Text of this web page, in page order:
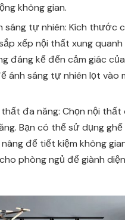
không gian.
sáng tự nhiên: Kích thước
xếp nội thất xung
đáng kể đến cảm giác
ánh sáng tự nhiên lọt vào
đa năng: Chọn nội thất
Bạn có thể sử dụng
để tiết kiệm không
phòng ngủ để giành